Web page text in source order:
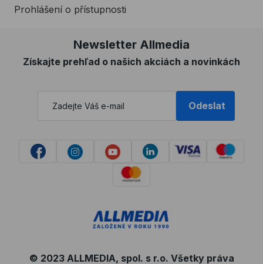
Prohlášení o přístupnosti
Newsletter Allmedia
Získajte prehľad o našich akciách a novinkách
Odeslat
© 2023 ALLMEDIA, spol. s r.o. Všetky práva